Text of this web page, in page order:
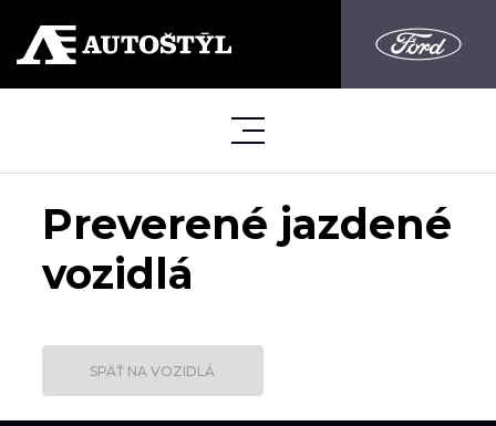
Preverené jazdené
vozidlá
SPÄŤ NA VOZIDLÁ